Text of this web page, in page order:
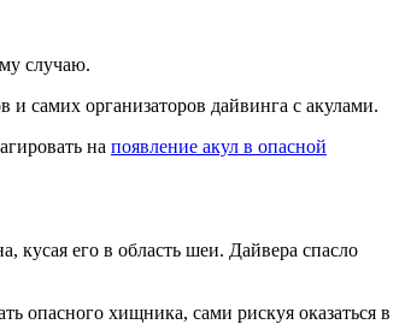
случаю.
самих организаторов дайвинга с акулами.
на появление акул в опасной
кусая его в область шеи. Дайвера спасло
опасного хищника, сами рискуя оказаться в